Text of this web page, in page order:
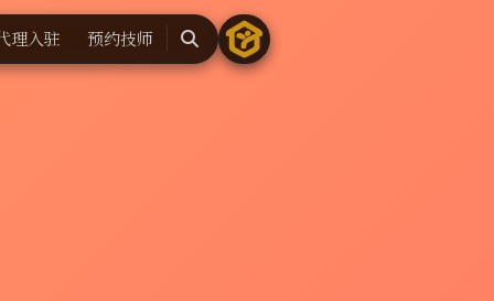
理入驻 预约技师
搜
索